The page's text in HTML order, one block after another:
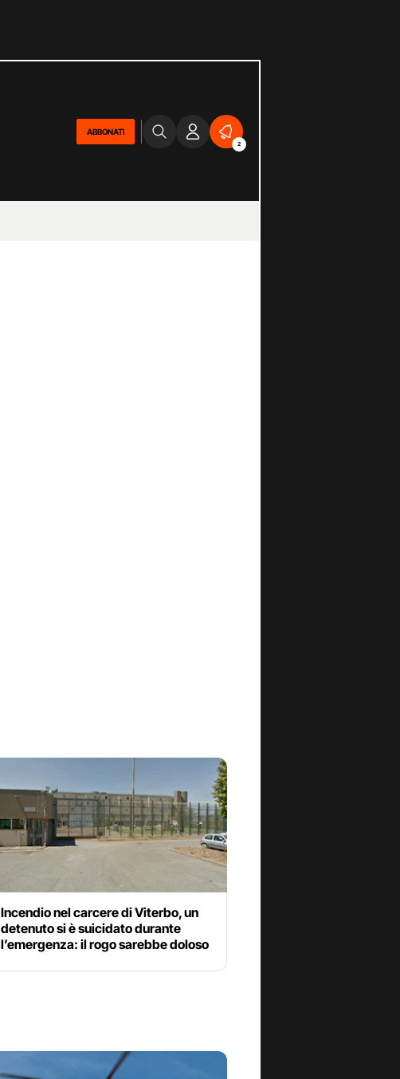
ABBONATI
2
Incendio nel carcere di Viterbo, un
detenuto si è suicidato durante
l’emergenza: il rogo sarebbe doloso